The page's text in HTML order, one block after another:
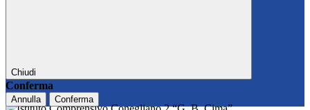
Chiudi
Conferma
Annulla Conferma